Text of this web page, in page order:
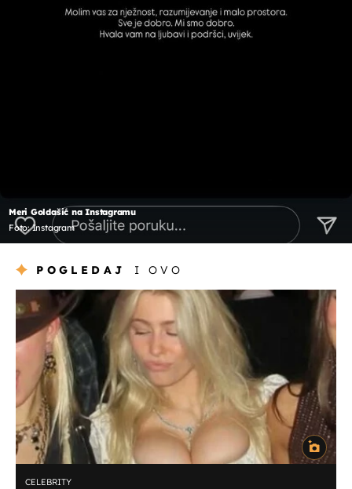
Meri Goldašić na Instagramu
Foto: Instagram
POGLEDAJ I OVO
CELEBRITY